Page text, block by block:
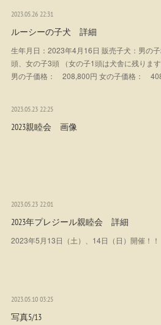
2023.05.26 22:31
ルーシーの子犬 詳細
生年月日：2023年4月16日 販売子犬：男の
頭、女の子3頭 （女の子1頭は犬舎に残ります
男の子価格： 208,800円 女の子価格：
2023.05.23 22:25
2023親睦会 画像
2023.05.23 22:01
2023年プレジール親睦会 詳細
2023年5月13日（土）、14日（日）開催！！
2023.05.10 03:25
写真5/13